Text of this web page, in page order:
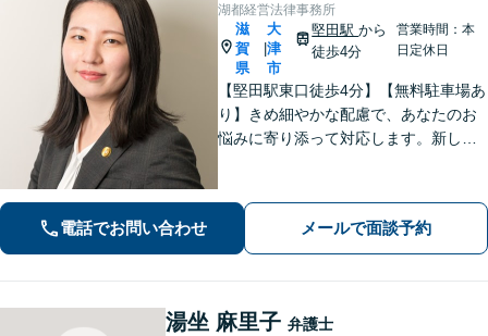
湖都経営法律事務所
滋
賀
県
大
津
市
堅田駅から
徒歩4分
営業時間：本
日定休日
【堅田駅東口徒歩4分】【無料駐車場あ
り】きめ細やかな配慮で、あなたのお
悩みに寄り添って対応します。新しい
にご相談ください。
電話でお問い合わせ メールで面談予約
湯坐 麻里子 弁護士